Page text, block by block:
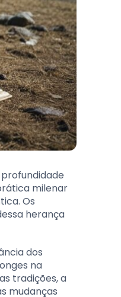
milenar
Os
herança
dos
na
tradições, a
mudanças